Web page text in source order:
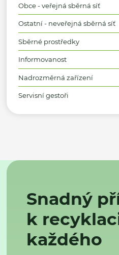
Obce - veřejná sběrná síť
Ostatní - neveřejná sběrná síť
Sběrné prostředky
Informovanost
Nadrozměrná zařízení
Servisní gestoři
Snadný
k
každého